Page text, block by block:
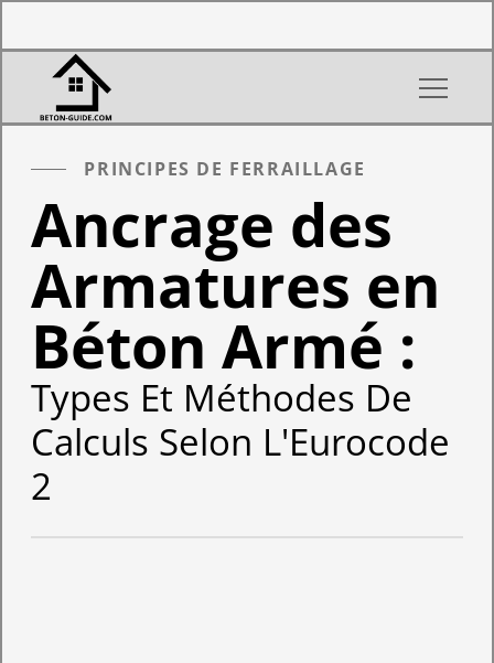
PRINCIPES DE FERRAILLAGE
Ancrage des
Armatures en
Béton Armé :
Types Et Méthodes De
Calculs Selon L'Eurocode
2